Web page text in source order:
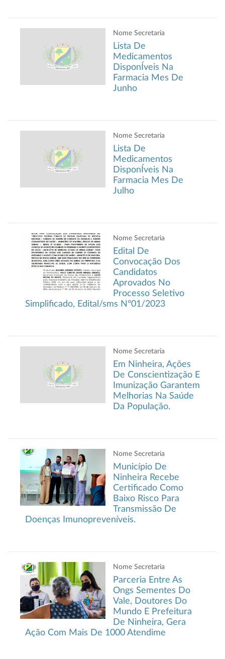
Nome Secretaria
Lista De
Medicamentos
DisponÍveis Na
Farmacia Mes De
Junho
Nome Secretaria
Lista De
Medicamentos
DisponÍveis Na
Farmacia Mes De
Julho
Nome Secretaria
Edital De
Convocação Dos
Candidatos
Aprovados No
Processo Seletivo
Simplificado, Edital/sms Nº01/2023
Nome Secretaria
Em Ninheira, Ações
De Conscientização E
Imunização Garantem
Melhorias Na Saúde
Da População.
Nome Secretaria
Município De
Ninheira Recebe
Certificado Como
Baixo Risco Para
Transmissão De
Doenças Imunopreveníveis.
Nome Secretaria
Parceria Entre As
Ongs Sementes Do
Vale, Doutores Do
Mundo E Prefeitura
De Ninheira, Gera
Ação Com Mais De 1000 Atendime